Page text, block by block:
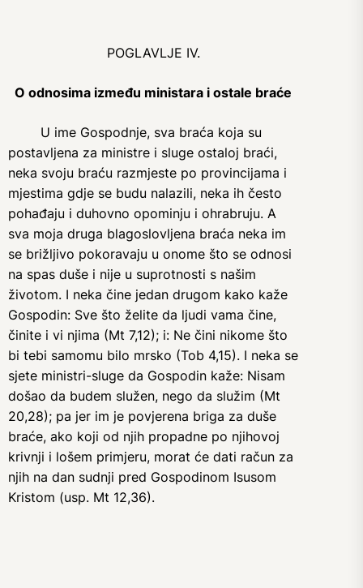
POGLAVLJE IV.
O odnosima između ministara i ostale braće
U ime Gospodnje, sva braća koja su
postavljena za ministre i sluge ostaloj braći,
neka svoju braću razmjeste po provincijama i
mjestima gdje se budu nalazili, neka ih često
pohađaju i duhovno opominju i ohrabruju. A
sva moja druga blagoslovljena braća neka im
se brižljivo pokoravaju u onome što se odnosi
na spas duše i nije u suprotnosti s našim
životom. I neka čine jedan drugom kako kaže
Gospodin: Sve što želite da ljudi vama čine,
činite i vi njima (Mt 7,12); i: Ne čini nikome što
bi tebi samomu bilo mrsko (Tob 4,15). I neka se
sjete ministri-sluge da Gospodin kaže: Nisam
došao da budem služen, nego da služim (Mt
20,28); pa jer im je povjerena briga za duše
braće, ako koji od njih propadne po njihovoj
krivnji i lošem primjeru, morat će dati račun za
njih na dan sudnji pred Gospodinom Isusom
Kristom (usp. Mt 12,36).